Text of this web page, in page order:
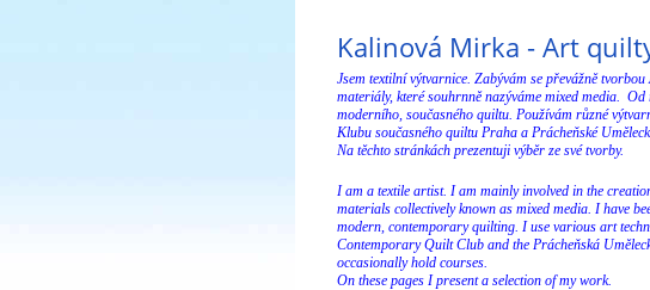
Kalinová Mirka - Art
Jsem textilní výtvarnice. Zabývám se převážně
materiály, které souhrnně nazýváme mixed media.
moderního, současného quiltu. Používám různé
Klubu současného quiltu Praha a Prácheňské
Na těchto stránkách prezentuji výběr ze své tvorby.
I am a textile artist. I am mainly involved in the
materials collectively known as mixed media. I have
modern, contemporary quilting. I use various art
Contemporary Quilt Club and the Prácheňská
occasionally hold courses.
On these pages I present a selection of my work.